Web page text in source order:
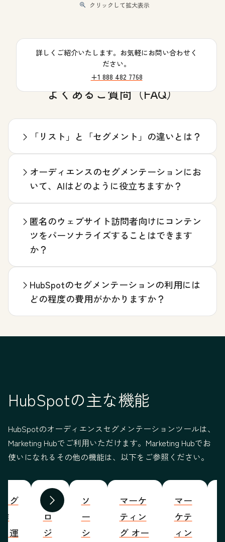
クリックして拡大表示
詳しくご紹介いたします。お気軽にお問い合わせく
ださい。
+1 888 482 7768
よくあるご質問（FAQ）
「リスト」と「セグメント」の違いとは？
オーディエンスのセグメンテーションにお
いて、AIはどのように役立ちますか？
匿名のウェブサイト訪問者向けにコンテン
ツをパーソナライズすることはできます
か？
HubSpotのセグメンテーションの利用には
どの程度の費用がかかりますか？
HubSpotの主な機能
HubSpotのオーディエンスセグメンテーションツールは、
Marketing Hubでご利用いただけます。Marketing Hubでお
使いになれるその他の機能は、以下をご参照ください。
前へ 次へ
グ
運
プ
ロ
ジ
ソ
ー
シ
マーケ
ティン
グ オー
マー
ケテ
ィン